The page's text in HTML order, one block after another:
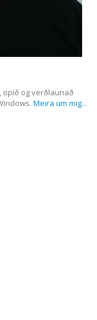
opið og verðlaunað
Meira um mig...